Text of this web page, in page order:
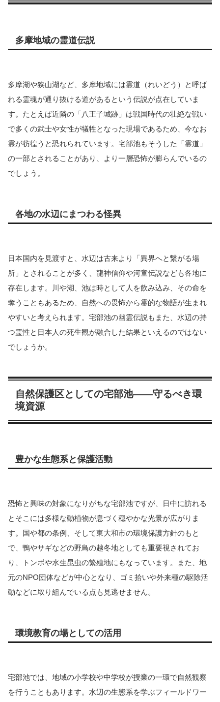
多摩地域の霊道伝説
多摩湖や狭山湖など、多摩地域には霊道（れいどう）と呼ば
れる霊魂が通り抜ける道があるという伝説が点在していま
す。たとえば近隣の「八王子城跡」は戦国時代の壮絶な戦い
で多くの武士や女性が犠牲となった現場であるため、今なお
霊が彷徨うと恐れられています。宅部池もそうした「霊道」
の一部とされることがあり、より一層恐怖が膨らんでいるの
でしょう。
各地の水辺にまつわる怪異
日本国内を見渡すと、水辺は古来より「異界へと繋がる場
所」とされることが多く、龍神信仰や河童伝説なども各地に
存在します。川や湖、池は時として人を飲み込み、その命を
奪うこともあるため、自然への畏怖から霊的な物語が生まれ
やすいと考えられます。宅部池の幽霊伝説もまた、水辺の持
つ霊性と日本人の死生観が融合した結果といえるのではない
でしょうか。
自然保護区としての宅部池――守るべき環
境資源
豊かな生態系と保護活動
恐怖と興味の対象になりがちな宅部池ですが、日中に訪れる
とそこには多様な動植物が息づく穏やかな光景が広がりま
す。国や都の条例、そして東大和市の環境保護方針のもと
で、鴨やサギなどの野鳥の越冬地としても重要視されてお
り、トンボや水生昆虫の繁殖地にもなっています。また、地
元のNPO団体などが中心となり、ゴミ拾いや外来種の駆除活
動などに取り組んでいる点も見逃せません。
環境教育の場としての活用
宅部池では、地域の小学校や中学校が授業の一環で自然観察
を行うこともあります。水辺の生態系を学ぶフィールドワー